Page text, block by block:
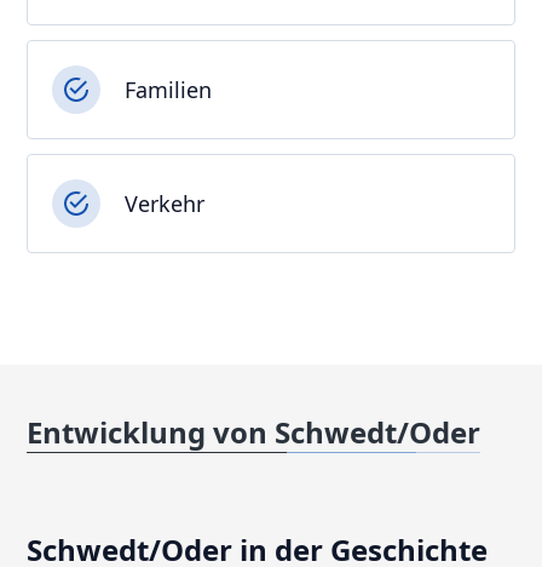
Familien
Verkehr
Entwicklung von Schwedt/Oder
Schwedt/Oder in der Geschichte